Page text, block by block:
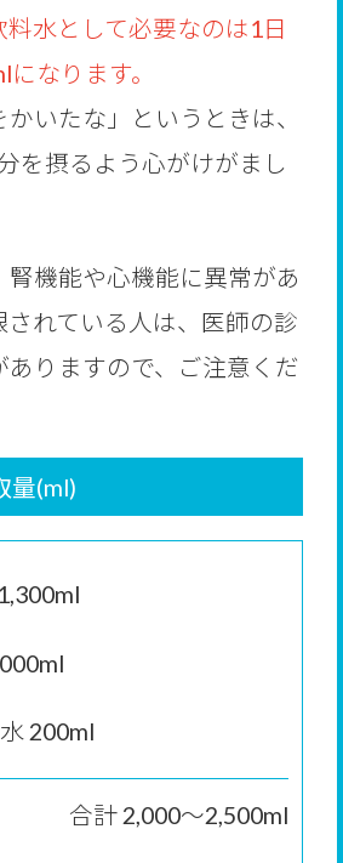
料水として必要なのは1日
なります。
かいたな」というときは、
を摂るよう心がけがまし
腎機能や心機能に異常があ
されている人は、医師の診
ありますので、ご注意くだ
量(ml)
200ml
合計 2,000～2,500ml